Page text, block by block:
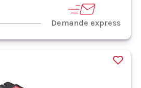
Demande express